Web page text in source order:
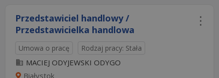
Przedstawiciel handlowy /
Przedstawicielka handlowa
Umowa o pracę Rodzaj pracy: Stała
MACIEJ ODYJEWSKI ODYGO
Białystok